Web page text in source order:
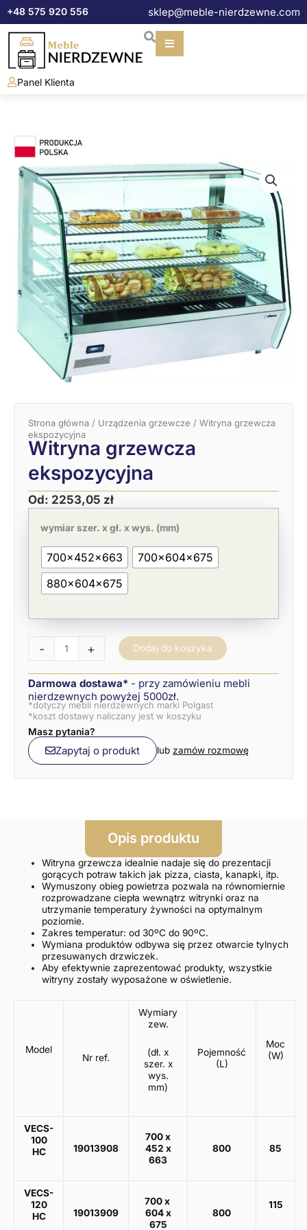
do+48 575 920 556 sklep@meble-nierdzewne.com
Panel Klienta
Strona główna / Urządzenia grzewcze / Witryna grzewcza
ekspozycyjna
Witryna grzewcza
ekspozycyjna
Od: 2253,05 zł
wymiar szer. x gł. x wys. (mm)
700x452x663
700x604x675
880x604x675
-
Witryna
grzewcza
ekspozycyjna
+ Dodaj do koszyka
Darmowa dostawa* - przy zamówieniu mebli
nierdzewnych powyżej 5000zł.
*dotyczy mebli nierdzewnych marki Polgast
*koszt dostawy naliczany jest w koszyku
Masz pytania?
Zapytaj o produkt lub zamów rozmowę
Opis produktu
Witryna grzewcza idealnie nadaje się do prezentacji
gorących potraw takich jak pizza, ciasta, kanapki, itp.
Wymuszony obieg powietrza pozwala na równomiernie
rozprowadzane ciepła wewnątrz witrynki oraz na
utrzymanie temperatury żywności na optymalnym
poziomie.
Zakres temperatur: od 30ºC do 90ºC.
Wymiana produktów odbywa się przez otwarcie tylnych
przesuwanych drzwiczek.
Aby efektywnie zaprezentować produkty, wszystkie
witryny zostały wyposażone w oświetlenie.
Model
Nr ref.
Wymiary
zew.
(dł. x
szer. x
wys.
mm)
Pojemność
(L)
Moc
(W)
VECS-
100
HC
19013908
700 x
452 x
663
800 85
VECS-
120
HC
19013909
700 x
604 x
675
800
115